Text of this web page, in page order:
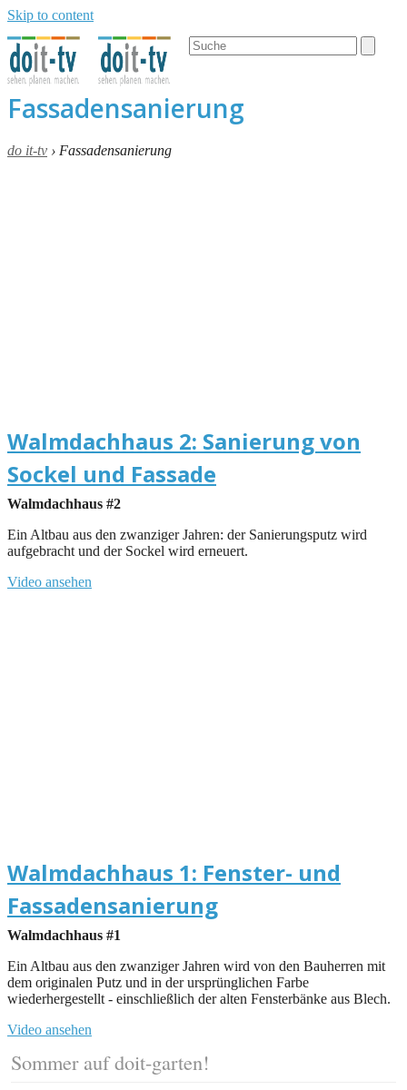
Skip to content
Open
mobile
Close
mobile
Search
Fassadensanierung
do it-tv › Fassadensanierung
Walmdachhaus 2: Sanierung von
Sockel und Fassade
Walmdachhaus #2
Ein Altbau aus den zwanziger Jahren: der Sanierungsputz wird
aufgebracht und der Sockel wird erneuert.
Video ansehen
Walmdachhaus 1: Fenster- und
Fassadensanierung
Walmdachhaus #1
Ein Altbau aus den zwanziger Jahren wird von den Bauherren mit
dem originalen Putz und in der ursprünglichen Farbe
wiederhergestellt - einschließlich der alten Fensterbänke aus Blech.
Video ansehen
Sommer auf doit-garten!